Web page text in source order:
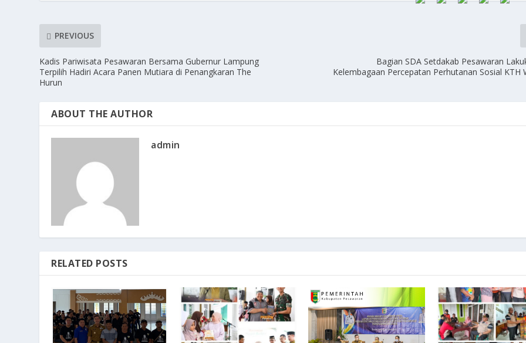
PREVIOUS
Kadis Pariwisata Pesawaran Bersama Gubernur Lampung
Terpilih Hadiri Acara Panen Mutiara di Penangkaran The
Hurun
Bagian SDA Setdakab Pesawaran
Kelembagaan Percepatan Perhutanan Sosial KTH
ABOUT THE AUTHOR
admin
RELATED POSTS